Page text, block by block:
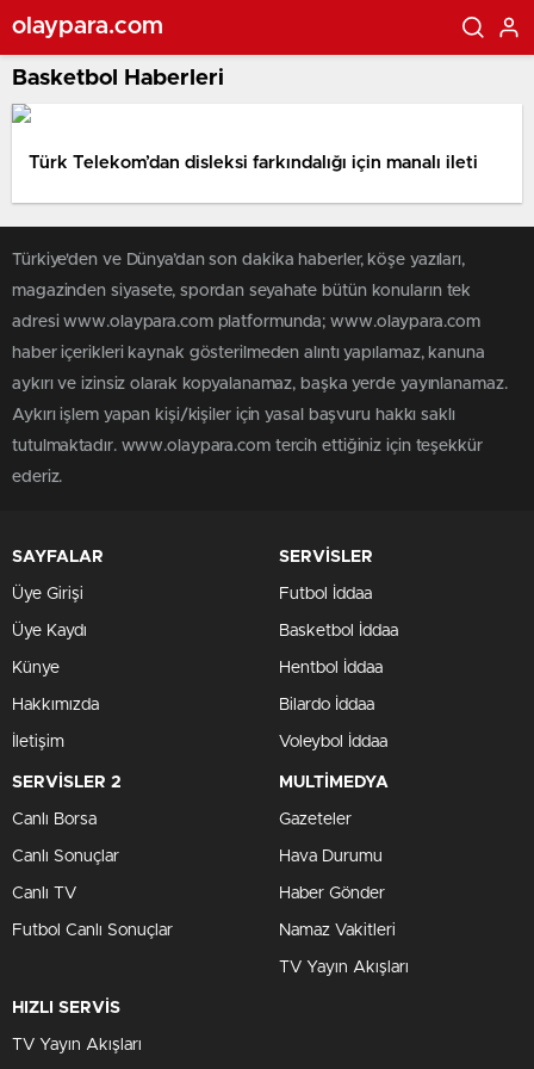
olaypara.com
Basketbol Haberleri
Türk Telekom’dan disleksi farkındalığı için manalı ileti
Türkiye'den ve Dünya’dan son dakika haberler, köşe yazıları,
magazinden siyasete, spordan seyahate bütün konuların tek
adresi www.olaypara.com platformunda; www.olaypara.com
haber içerikleri kaynak gösterilmeden alıntı yapılamaz, kanuna
aykırı ve izinsiz olarak kopyalanamaz, başka yerde yayınlanamaz.
Aykırı işlem yapan kişi/kişiler için yasal başvuru hakkı saklı
tutulmaktadır. www.olaypara.com tercih ettiğiniz için teşekkür
ederiz.
SAYFALAR
Üye Girişi
Üye Kaydı
Künye
Hakkımızda
İletişim
SERVİSLER
Futbol İddaa
Basketbol İddaa
Hentbol İddaa
Bilardo İddaa
Voleybol İddaa
SERVİSLER 2
Canlı Borsa
Canlı Sonuçlar
Canlı TV
Futbol Canlı Sonuçlar
MULTİMEDYA
Gazeteler
Hava Durumu
Haber Gönder
Namaz Vakitleri
TV Yayın Akışları
HIZLI SERVİS
TV Yayın Akışları